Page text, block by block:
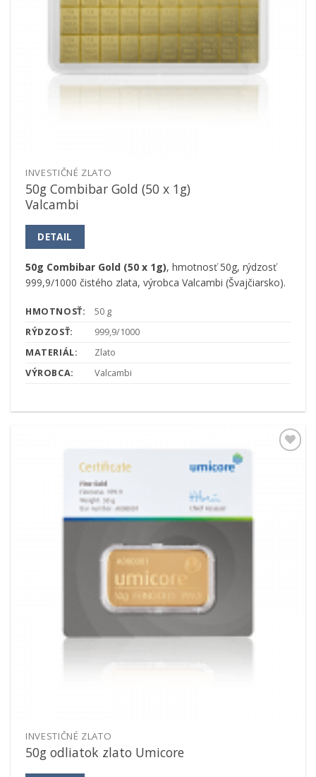
INVESTIČNÉ ZLATO
50g Combibar Gold (50 x 1g)
Valcambi
DETAIL
50g Combibar Gold (50 x 1g), hmotnosť 50g, rýdzosť
999,9/1000 čistého zlata, výrobca Valcambi (Švajčiarsko).
HMOTNOSŤ:
50 g
RÝDZOSŤ:
999,9/1000
MATERIÁL:
Zlato
VÝROBCA:
Valcambi
INVESTIČNÉ ZLATO
50g odliatok zlato Umicore